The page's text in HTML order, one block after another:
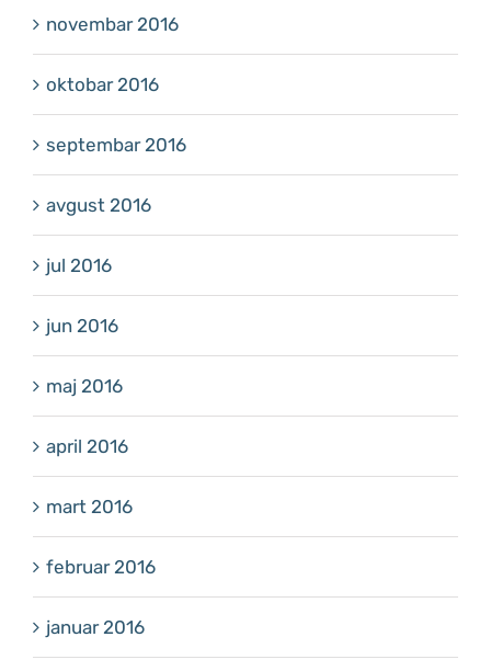
novembar 2016
oktobar 2016
septembar 2016
avgust 2016
jul 2016
jun 2016
maj 2016
april 2016
mart 2016
februar 2016
januar 2016